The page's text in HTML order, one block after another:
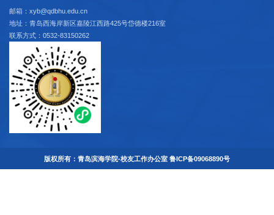
邮箱：xyb@qdbhu.edu.cn
地址：青岛西海岸新区嘉陵江西路425号岱德楼216室
联系方式：0532-83150262
版权所有：青岛滨海学院-校友工作办公室 鲁ICP备09068890号